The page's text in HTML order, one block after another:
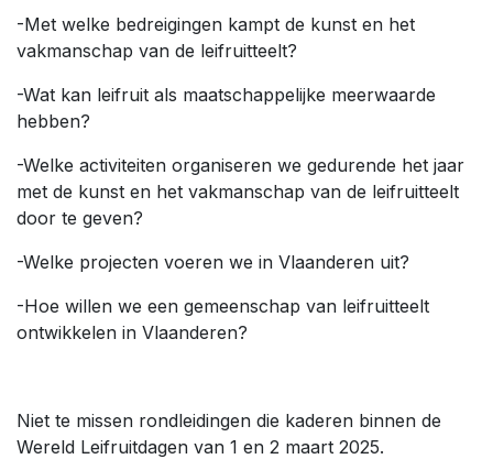
-Met welke bedreigingen kampt de kunst en het
vakmanschap van de leifruitteelt?
-Wat kan leifruit als maatschappelijke meerwaarde
hebben?
-Welke activiteiten organiseren we gedurende het jaar
met de kunst en het vakmanschap van de leifruitteelt
door te geven?
-Welke projecten voeren we in Vlaanderen uit?
-Hoe willen we een gemeenschap van leifruitteelt
ontwikkelen in Vlaanderen?
Niet te missen rondleidingen die kaderen binnen de
Wereld Leifruitdagen van 1 en 2 maart 2025.